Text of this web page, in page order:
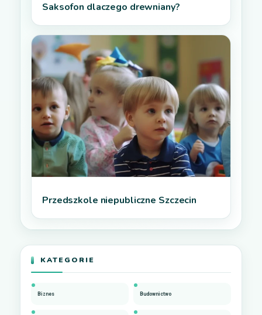
Saksofon dlaczego drewniany?
Przedszkole niepubliczne Szczecin
KATEGORIE
Biznes Budownictwo